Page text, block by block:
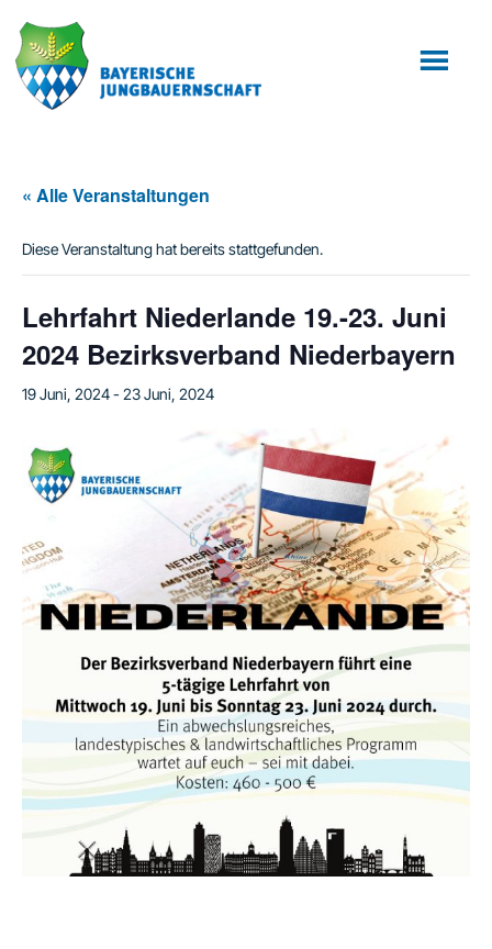
Inhalt
springen
Fußzeile
springen
« Alle Veranstaltungen
Diese Veranstaltung hat bereits stattgefunden.
Lehrfahrt Niederlande 19.-23. Juni
2024 Bezirksverband Niederbayern
19 Juni, 2024-23 Juni, 2024